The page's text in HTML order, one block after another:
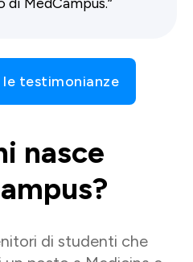
testimonianze
nasce
di studenti che